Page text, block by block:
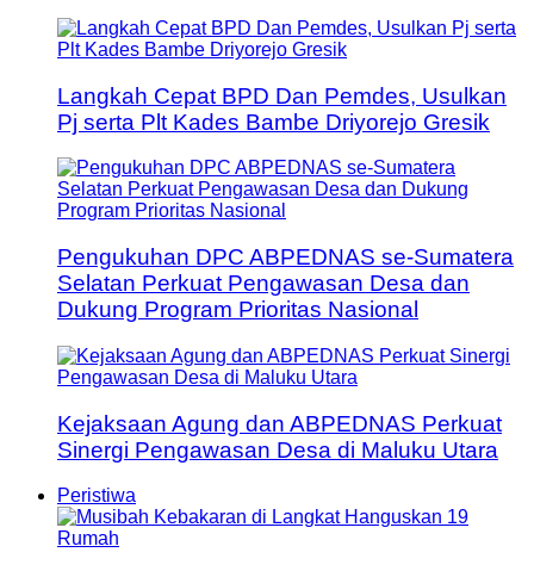
Langkah Cepat BPD Dan Pemdes, Usulkan
Pj serta Plt Kades Bambe Driyorejo Gresik
Pengukuhan DPC ABPEDNAS se-Sumatera
Selatan Perkuat Pengawasan Desa dan
Dukung Program Prioritas Nasional
Kejaksaan Agung dan ABPEDNAS Perkuat
Sinergi Pengawasan Desa di Maluku Utara
Peristiwa